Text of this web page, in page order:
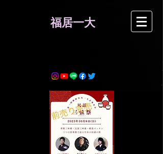
​福居一大